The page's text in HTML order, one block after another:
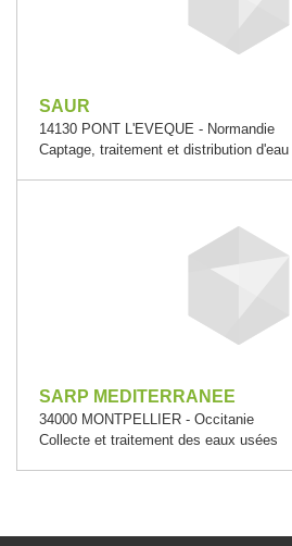
SAUR
14130 PONT L'EVEQUE - Normandie
Captage, traitement et distribution d'eau
SARP MEDITERRANEE
34000 MONTPELLIER - Occitanie
Collecte et traitement des eaux usées